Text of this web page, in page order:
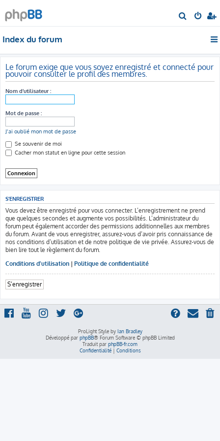
e
e
Index du forum
Le forum exige que vous soyez enregistré et connecté pour
pouvoir consulter le profil des membres.
Nom d’utilisateur :
Mot de passe :
J’ai oublié mon mot de passe
Se souvenir de moi
Cacher mon statut en ligne pour cette session
S’ENREGISTRER
Vous devez être enregistré pour vous connecter. L’enregistrement ne prend
que quelques secondes et augmente vos possibilités. L’administrateur du
forum peut également accorder des permissions additionnelles aux membres
du forum. Avant de vous enregistrer, assurez-vous d’avoir pris connaissance de
nos conditions d’utilisation et de notre politique de vie privée. Assurez-vous de
bien lire tout le règlement du forum.
Conditions d’utilisation | Politique de confidentialité
S’enregistrer
ProLight Style by Ian Bradley
Développé par phpBB® Forum Software © phpBB Limited
Traduit par phpBB-fr.com
Confidentialité| Conditions